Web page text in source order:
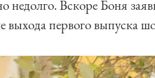
недолго. Вскоре Боня
выхода первого выпуска